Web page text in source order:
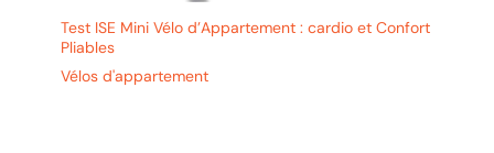
Test ISE Mini Vélo d’Appartement : cardio et Confort
Pliables
Vélos d'appartement